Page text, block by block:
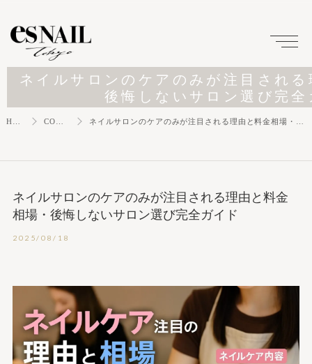
ネイルサロンのケアのみが注目され
後悔しないサロン選び完
ネイルサロンのケアのみが注目される理由と料金
相場・後悔しないサロン選び完全ガイド
2025/08/18